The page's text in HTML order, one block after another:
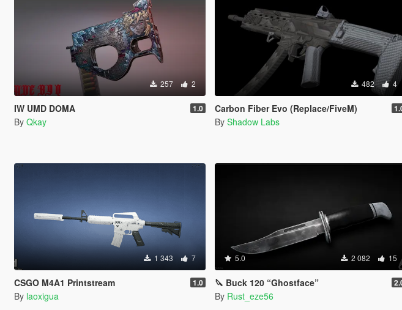
257 2
IW UMD DOMA 1.0
By Qkay
482 4
Carbon Fiber Evo (Replace/FiveM)
By Shadow Labs
1 343 7
CSGO M4A1 Printstream 1.0
By laoxigua
5.0 2 082 15
🔪 Buck 120 “Ghostface”
By Rust_eze56